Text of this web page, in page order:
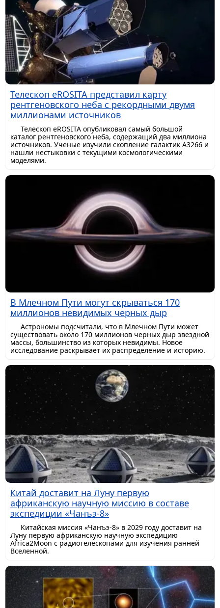
Телескоп eROSITA представил карту
рентгеновского неба с рекордными двумя
миллионами источников
Телескоп eROSITA опубликовал самый большой
каталог рентгеновского неба, содержащий два миллиона
источников. Ученые изучили скопление галактик A3266 и
нашли нестыковки с текущими космологическими
моделями.
В Млечном Пути могут скрываться 170
миллионов невидимых черных дыр
Астрономы подсчитали, что в Млечном Пути может
существовать около 170 миллионов черных дыр звездной
массы, большинство из которых невидимы. Новое
исследование раскрывает их распределение и историю.
Китай доставит на Луну первую
африканскую научную миссию в составе
экспедиции «Чанъэ-8»
Китайская миссия «Чанъэ-8» в 2029 году доставит на
Луну первую африканскую научную экспедицию
Africa2Moon с радиотелескопами для изучения ранней
Вселенной.